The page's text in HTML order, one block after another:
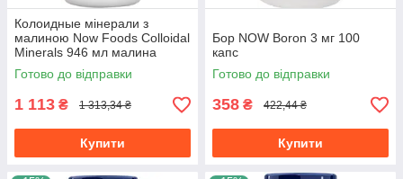
Колоидные мінерали з
малиною Now Foods Colloidal
Minerals 946 мл малина
Готово до відправки
1 113 ₴ 1 313,34 ₴
Купити
Бор NOW Boron 3 мг 100
капс
Готово до відправки
358 ₴ 422,44 ₴
Купити